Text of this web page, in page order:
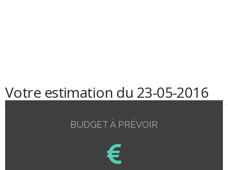
Votre estimation du 23-05-2016
BUDGET À PRÉVOIR